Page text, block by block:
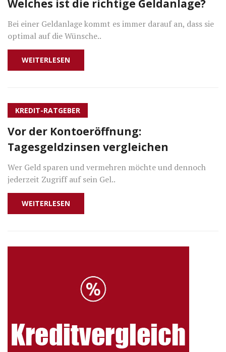
Welches ist die richtige Geldanlage?
Bei einer Geldanlage kommt es immer darauf an, dass sie
optimal auf die Wünsche..
WEITERLESEN
KREDIT-RATGEBER
Vor der Kontoeröffnung:
Tagesgeldzinsen vergleichen
Wer Geld sparen und vermehren möchte und dennoch
jederzeit Zugriff auf sein Gel..
WEITERLESEN